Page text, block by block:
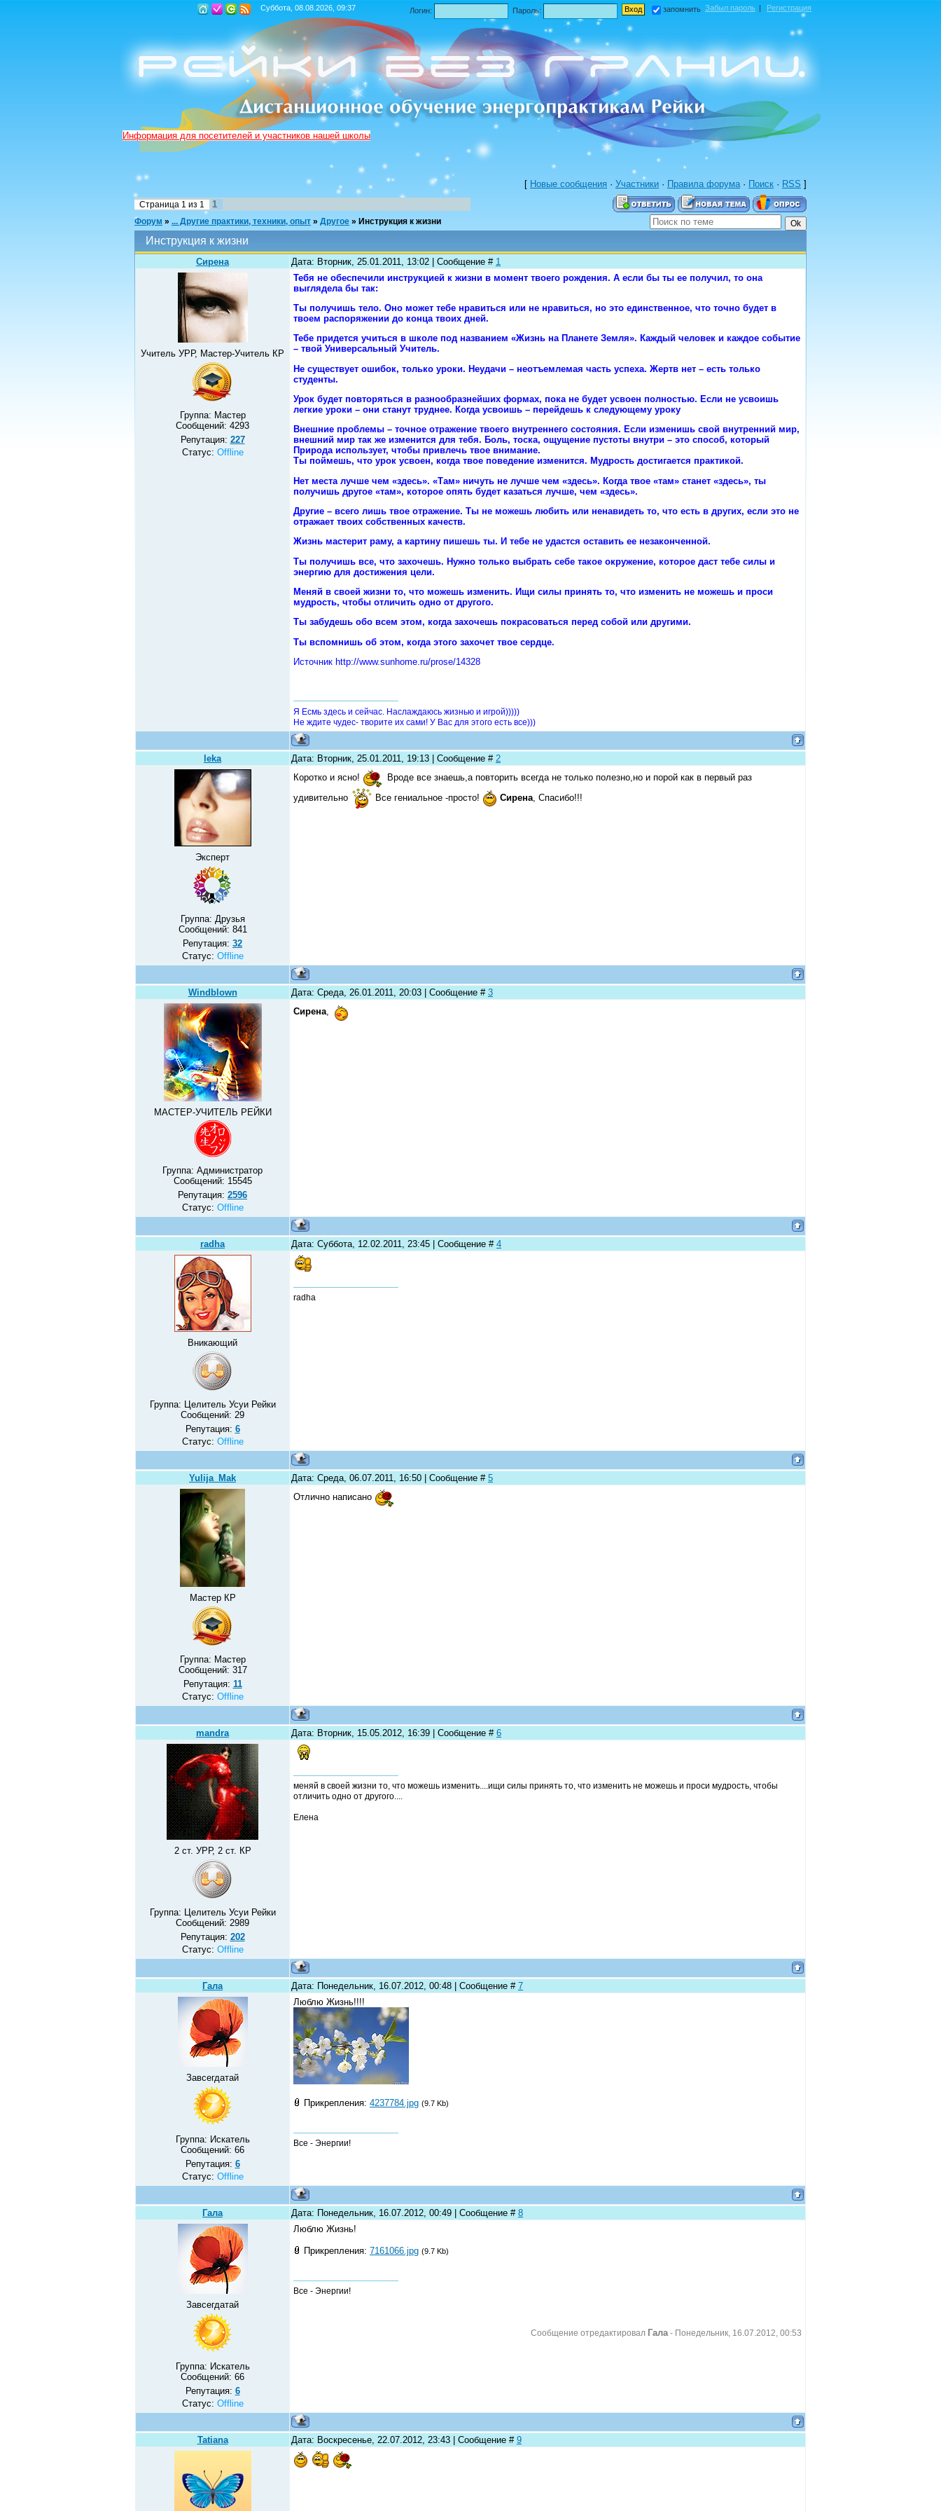
Суббота, 08.08.2026, 09:37 Логин: Пароль: запомнить Забыл пароль | Регистрация
Информация для посетителей и участников нашей школы
[ Новые сообщения · Участники · Правила форума · Поиск · RSS ]
Страница 1 из 1 1
Форум » ... Другие практики, техники, опыт » Другое » Инструкция к жизни
Инструкция к жизни
Сирена Дата: Вторник, 25.01.2011, 13:02 | Сообщение # 1
Учитель УРР, Мастер-Учитель КР
Группа: Мастер
Сообщений: 4293
Репутация: 227
Статус: Offline
Тебя не обеспечили инструкцией к жизни в момент твоего рождения. А если бы ты ее получил, то она
выглядела бы так:
Ты получишь тело. Оно может тебе нравиться или не нравиться, но это единственное, что точно будет в
твоем распоряжении до конца твоих дней.
Тебе придется учиться в школе под названием «Жизнь на Планете Земля». Каждый человек и каждое событие
– твой Универсальный Учитель.
Не существует ошибок, только уроки. Неудачи – неотъемлемая часть успеха. Жертв нет – есть только
студенты.
Урок будет повторяться в разнообразнейших формах, пока не будет усвоен полностью. Если не усвоишь
легкие уроки – они станут труднее. Когда усвоишь – перейдешь к следующему уроку
Внешние проблемы – точное отражение твоего внутреннего состояния. Если изменишь свой внутренний мир,
внешний мир так же изменится для тебя. Боль, тоска, ощущение пустоты внутри – это способ, который
Природа использует, чтобы привлечь твое внимание.
Ты поймешь, что урок усвоен, когда твое поведение изменится. Мудрость достигается практикой.
Нет места лучше чем «здесь». «Там» ничуть не лучше чем «здесь». Когда твое «там» станет «здесь», ты
получишь другое «там», которое опять будет казаться лучше, чем «здесь».
Другие – всего лишь твое отражение. Ты не можешь любить или ненавидеть то, что есть в других, если это не
отражает твоих собственных качеств.
Жизнь мастерит раму, а картину пишешь ты. И тебе не удастся оставить ее незаконченной.
Ты получишь все, что захочешь. Нужно только выбрать себе такое окружение, которое даст тебе силы и
энергию для достижения цели.
Меняй в своей жизни то, что можешь изменить. Ищи силы принять то, что изменить не можешь и проси
мудрость, чтобы отличить одно от другого.
Ты забудешь обо всем этом, когда захочешь покрасоваться перед собой или другими.
Ты вспомнишь об этом, когда этого захочет твое сердце.
Источник http://www.sunhome.ru/prose/14328
Я Есмь здесь и сейчас. Наслаждаюсь жизнью и игрой)))))
Не ждите чудес- творите их сами! У Вас для этого есть все)))
leka Дата: Вторник, 25.01.2011, 19:13 | Сообщение # 2
Эксперт
Группа: Друзья
Сообщений: 841
Репутация: 32
Статус: Offline
Коротко и ясно!
Вроде все знаешь,а повторить всегда не только полезно,но и порой как в первый раз
удивительно
Все гениальное -просто! Сирена , Спасибо!!!
Windblown Дата: Среда, 26.01.2011, 20:03 | Сообщение # 3
МАСТЕР-УЧИТЕЛЬ РЕЙКИ
Группа: Администратор
Сообщений: 15545
Репутация: 2596
Статус: Offline
Сирена,
radha Дата: Суббота, 12.02.2011, 23:45 | Сообщение # 4
Вникающий
Группа: Целитель Усуи Рейки
Сообщений: 29
Репутация: 6
Статус: Offline
radha
Yulija_Mak Дата: Среда, 06.07.2011, 16:50 | Сообщение # 5
Мастер КР
Группа: Мастер
Сообщений: 317
Репутация: 11
Статус: Offline
Отлично написано
mandra Дата: Вторник, 15.05.2012, 16:39 | Сообщение # 6
2 ст. УРР, 2 ст. КР
Группа: Целитель Усуи Рейки
Сообщений: 2989
Репутация: 202
Статус: Offline
меняй в своей жизни то, что можешь изменить....ищи силы принять то, что изменить не можешь и проси мудрость, чтобы
отличить одно от другого....
Елена
Гала Дата: Понедельник, 16.07.2012, 00:48 | Сообщение # 7
Завсегдатай
Группа: Искатель
Сообщений: 66
Репутация: 6
Статус: Offline
Люблю Жизнь!!!!
Прикрепления: 4237784.jpg (9.7 Kb)
Все - Энергии!
Гала Дата: Понедельник, 16.07.2012, 00:49 | Сообщение # 8
Завсегдатай
Группа: Искатель
Сообщений: 66
Репутация: 6
Статус: Offline
Люблю Жизнь!
Прикрепления: 7161066.jpg (9.7 Kb)
Все - Энергии!
Сообщение отредактировал Гала- Понедельник, 16.07.2012, 00:53
Tatiana Дата: Воскресенье, 22.07.2012, 23:43 | Сообщение # 9